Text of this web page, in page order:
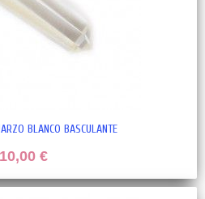
BLANCO BASCULANTE
10,00 €